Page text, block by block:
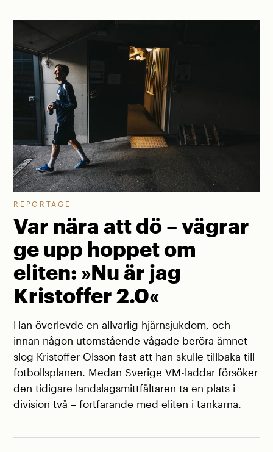
REPORTAGE
Var nära att dö – vägrar
ge upp hoppet om
eliten: »Nu är jag
Kristoffer 2.0«
Han överlevde en allvarlig hjärnsjukdom, och
innan någon utomstående vågade beröra ämnet
slog Kristoffer Olsson fast att han skulle tillbaka till
fotbollsplanen. Medan Sverige VM-laddar försöker
den tidigare landslagsmittfältaren ta en plats i
division två – fortfarande med eliten i tankarna.